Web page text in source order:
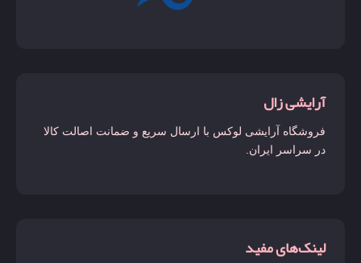
آرایشی زال
فروشگاه آرایشی لوکس با ارسال سریع و ضمانت اصالت کالا
در سراسر ایران.
لینک‌های مفید